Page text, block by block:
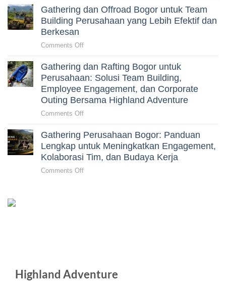
yang
Terkurasi
Menyusun
Gathering
Panduan
Strategis
untuk
Mengurangi
Meningkatkan
Dampak
Acara
Gathering dan Offroad Bogor untuk Team
Building Perusahaan yang Lebih Efektif dan
Berkesan
Comments Offon
dan
Offroad
Bogor
untuk
Team
Building
yang
Lebih
Efektif
Gathering dan Rafting Bogor untuk
Perusahaan: Solusi Team Building,
Employee Engagement, dan Corporate
Outing Bersama Highland Adventure
Comments Offon
dan
Rafting
Bogor
Highland
Gathering Perusahaan Bogor: Panduan
Lengkap untuk Meningkatkan Engagement,
Kolaborasi Tim, dan Budaya Kerja
Comments Offon
Tim,
dan
Highland Adventure